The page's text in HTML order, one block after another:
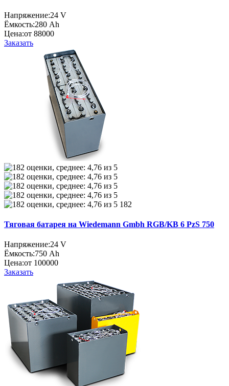
Напряжение:24 V
Ёмкость:280 Ah
Цена:от 88000
Заказать
182
Тяговая батарея на Wiedemann Gmbh RGB/KB 6 PzS 750
Напряжение:24 V
Ёмкость:750 Ah
Цена:от 100000
Заказать